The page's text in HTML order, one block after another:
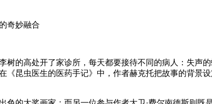
奇妙融合
树的高处开了家诊所，每天都要接待不同的病人：失声
昆虫医生的医药手记》中，作者赫克托把故事的背景